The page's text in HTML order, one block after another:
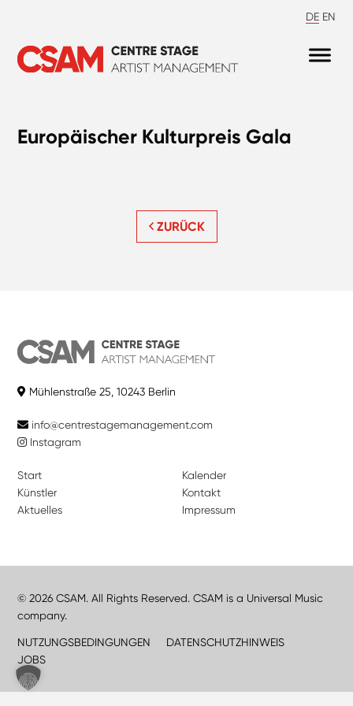
DE EN
Europäischer Kulturpreis Gala
ZURÜCK
Mühlenstraße 25, 10243 Berlin
info@centrestagemanagement.com
Instagram
Start
Künstler
Aktuelles
Kalender
Kontakt
Impressum
© 2026 CSAM. All Rights Reserved. CSAM is a Universal Music
company.
NUTZUNGSBEDINGUNGEN
DATENSCHUTZHINWEIS
JOBS